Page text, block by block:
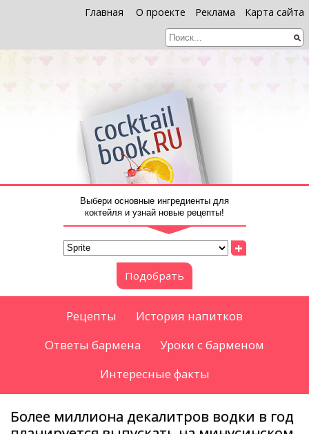
Главная О проекте Реклама Карта сайта
Выбери основные ингредиенты для
коктейля и узнай новые рецепты!
+
Подобрать
Рецепты
История напитков
Ответы бармена
Уроки с барменом
Интересные факты
Более миллиона декалитров водки в год